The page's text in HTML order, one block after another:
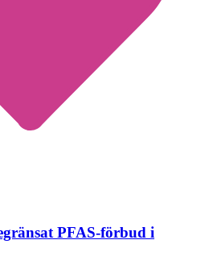
PFAS-förbud i